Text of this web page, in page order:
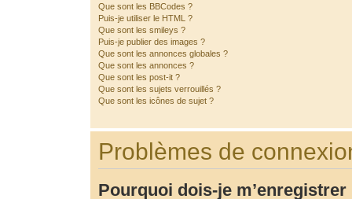
Que sont les BBCodes ?
Puis-je utiliser le HTML ?
Que sont les smileys ?
Puis-je publier des images ?
Que sont les annonces globales ?
Que sont les annonces ?
Que sont les post-it ?
Que sont les sujets verrouillés ?
Que sont les icônes de sujet ?
Problèmes de
Pourquoi dois-je m’enregistrer